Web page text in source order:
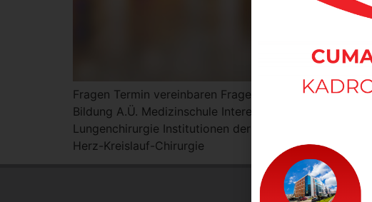
Fragen Termin vereinbaren Fragen Termin vereinbaren
Bildung A.Ü. Medizinschule Interessengebiete
Lungenchirurgie Institutionen der Arbeit Şişli Etfal
Herz-Kreislauf-Chirurgie Henüz yazı